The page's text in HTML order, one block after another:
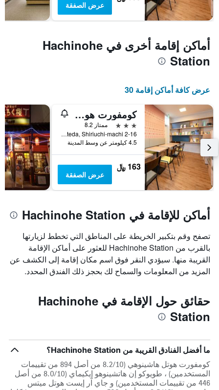
عرض الصفقة
أماكن إقامة أخرى في Hachinohe
Station
عرض كافة أماكن إقامة 30
كومفورت هوتل هاشينوهي
3 نجوم
ممتاز 8.2
2-16 Tateda, Shiriuchi-machi, هاشينوهي, اليابان
4.5 كيلومتر عن وسط المدينة
163 ﷼
عرض الصفقة
أماكن للإقامة في Hachinohe Station
تصفح وقم بتكبير الخريطة على المناطق التي تخطط لزيارتها
بالقرب من Hachinohe Station للعثور على أماكن الإقامة
القريبة منها. سيؤدي النقر فوق اسم مكان إقامة إلى الكشف عن
المزيد من المعلومات والسماح لك بحجز ذلك الفندق المحدد.
حقائق حول الإقامة في Hachinohe
Station
ما أفضل الفنادق القريبة من Hachinohe Station؟
كومفورت هوتل هاشينوهي (8.2/10 من أصل 894 من تقييمات
المستخدمين) ، طويوكو إن هاتشينوهو إيكيماي (8.0/10 من أصل
446 من تقييمات المستخدمين) و جاي آر إيست هوتل ميتس